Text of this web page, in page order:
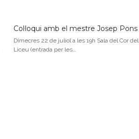
Col·loqui amb el mestre Josep Pons
Dimecres 22 de juliol a les 19h Sala del Cor del
Liceu (entrada per les…